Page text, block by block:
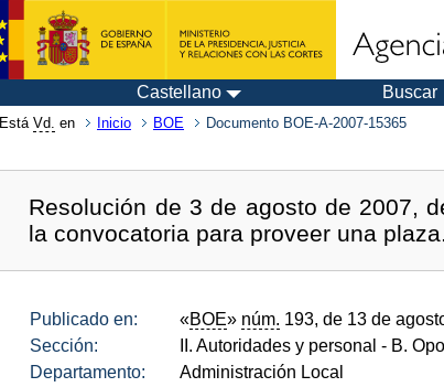
Castellano Buscar
Está Vd. en Inicio BOE Documento BOE-A-2007-15365
Resolución de 3 de agosto de 2007,
la convocatoria para proveer una plaza.
Publicado en: «BOE» núm. 193, de 13 de
Sección:
II. Autoridades y personal - B.
Departamento:
Administración Local